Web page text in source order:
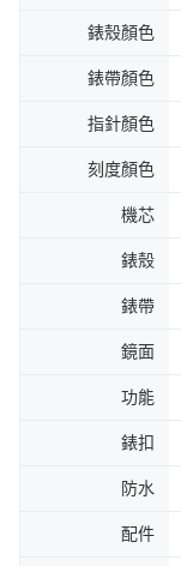
錶殼顏色
錶帶顏色
指針顏色
刻度顏色
機芯
錶殼
錶帶
鏡面
功能
錶扣
防水
配件